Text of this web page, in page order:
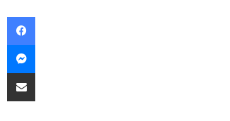
Facebook
Messenger
Podijelite putem e-pošte